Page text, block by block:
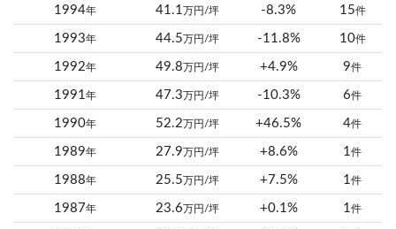
1994年 41.1 万円/坪 -8.3% 15件
1993年 44.5 万円/坪 -11.8% 10件
1992年 49.8 万円/坪 +4.9% 9件
1991年 47.3 万円/坪 -10.3% 6件
1990年 52.2 万円/坪 +46.5% 4件
1989年 27.9 万円/坪 +8.6% 1件
1988年 25.5 万円/坪 +7.5% 1件
1987年 23.6 万円/坪 +0.1% 1件